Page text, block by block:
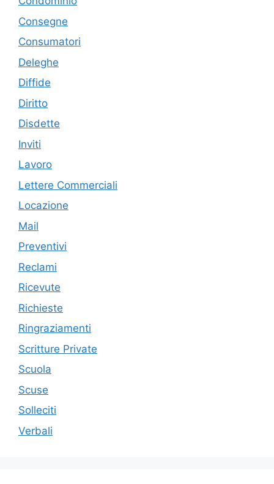
Consegne
Consumatori
Deleghe
Diffide
Diritto
Disdette
Inviti
Lavoro
Lettere Commerciali
Locazione
Mail
Preventivi
Reclami
Ricevute
Richieste
Ringraziamenti
Scritture Private
Scuola
Scuse
Solleciti
Verbali